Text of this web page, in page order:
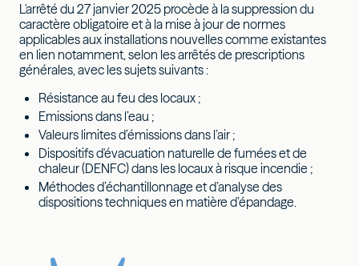
L'arrêté du 27 janvier 2025 procède à la suppression du
caractère obligatoire et à la mise à jour de normes
applicables aux installations nouvelles comme existantes
en lien notamment, selon les arrêtés de prescriptions
générales, avec les sujets suivants :
Résistance au feu des locaux ;
Emissions dans l’eau ;
Valeurs limites d’émissions dans l’air ;
Dispositifs d'évacuation naturelle de fumées et de
chaleur (DENFC) dans les locaux à risque incendie ;
Méthodes d’échantillonnage et d’analyse des
dispositions techniques en matière d’épandage.